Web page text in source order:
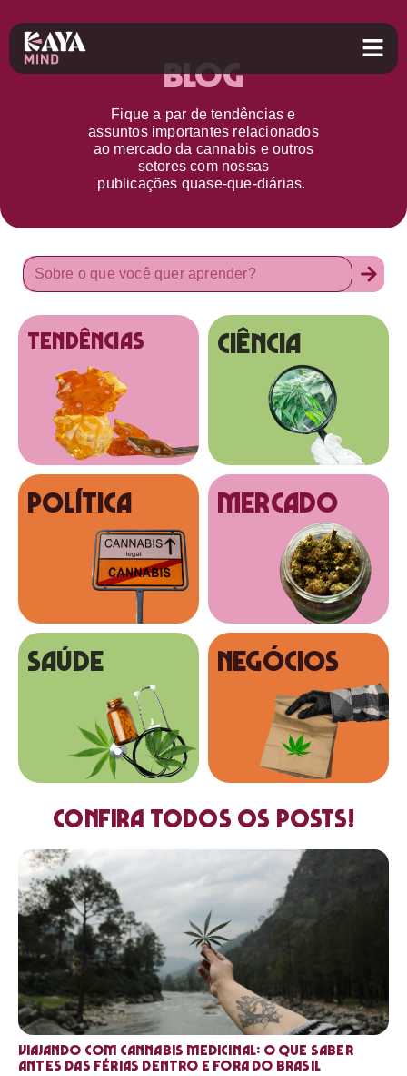
Blog
Fique a par detendências e
assuntos importantes relacionados
ao mercado da cannabis e outros
setorescom nossas
publicações quase-que-diárias.
tendências Ciência
Política MERCADO
SAÚDE NEGÓCIOS
Confira todos os posts!
Viajando com cannabis medicinal: o que saber
antes das férias dentro e fora do Brasil